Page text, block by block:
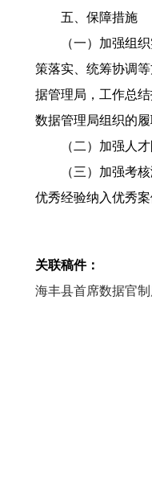
五、保障措施
（一）加强组织实
策落实、统筹协调
据管理局，工作总
数据管理局组织的
（二）加强人才队
（三）加强考核激
优秀经验纳入优秀案
关联稿件：
海丰县首席数据官